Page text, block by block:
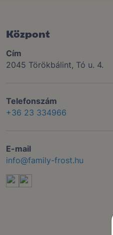
Központ
Cím
2045 Törökbálint, Tó u. 4.
Telefonszám
+36 23 334966
E-mail
info@family-frost.hu